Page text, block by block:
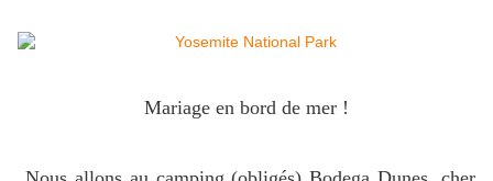
Mariage en bord de mer !